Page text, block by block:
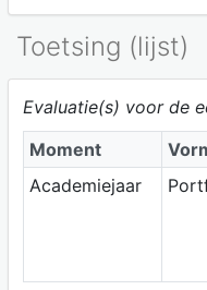
Toetsing (lijst)
Evaluatie(s) voor de
Moment
Academiejaar